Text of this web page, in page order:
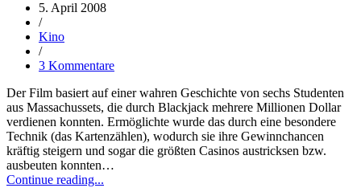
5. April 2008
/
Kino
/
3 Kommentare
Der Film basiert auf einer wahren Geschichte von sechs Studenten
aus Massachussets, die durch Blackjack mehrere Millionen Dollar
verdienen konnten. Ermöglichte wurde das durch eine besondere
Technik (das Kartenzählen), wodurch sie ihre Gewinnchancen
kräftig steigern und sogar die größten Casinos austricksen bzw.
ausbeuten konnten…
Continue reading...